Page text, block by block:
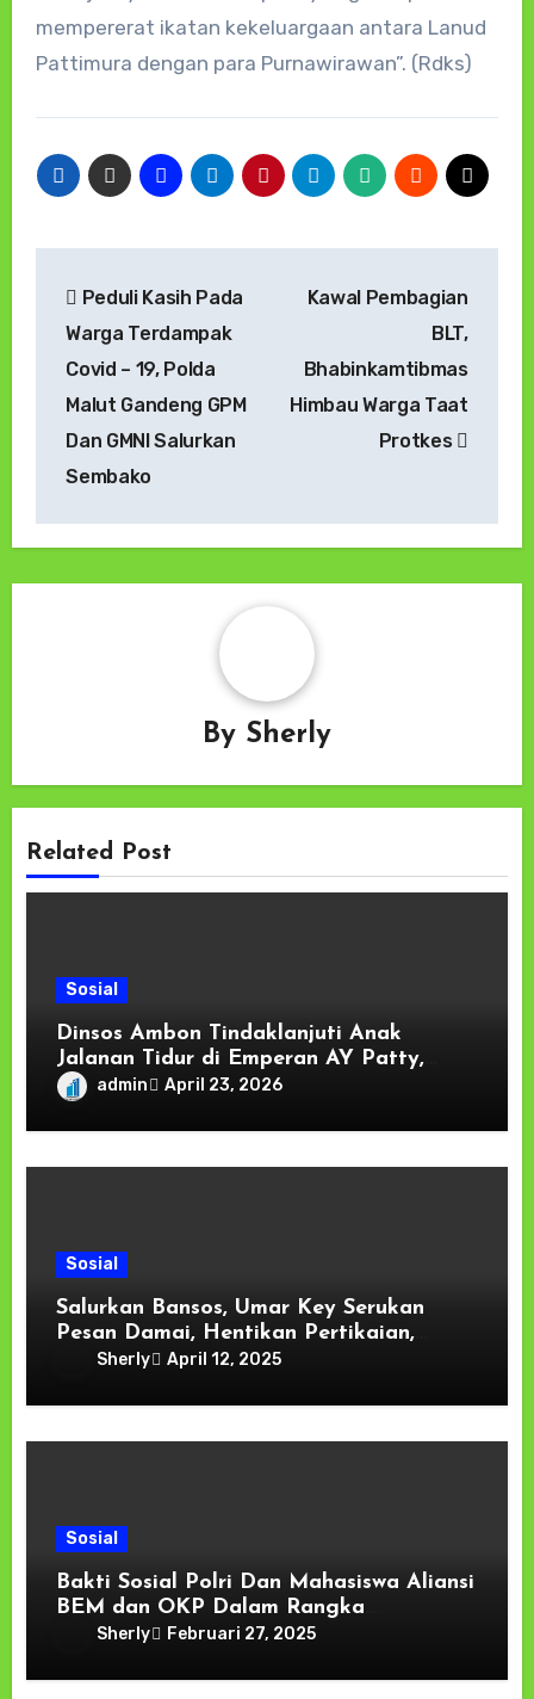
mempererat ikatan kekeluargaan antara Lanud
Pattimura dengan para Purnawirawan”. (Rdks)
pos
Peduli Kasih Pada
Warga Terdampak
Covid – 19, Polda
Malut Gandeng GPM
Dan GMNI Salurkan
Sembako
Kawal Pembagian
BLT,
Bhabinkamtibmas
Himbau Warga Taat
Protkes
By Sherly
Related Post
Sosial
Dinsos Ambon Tindaklanjuti Anak
Jalanan Tidur di Emperan AY Patty,
Kembalikan ke Orang Tua Usai Dibina
admin April 23, 2026
Sosial
Salurkan Bansos, Umar Key Serukan
Pesan Damai, Hentikan Pertikaian,
Maluku Cinta Damai
Sherly April 12, 2025
Sosial
Bakti Sosial Polri Dan Mahasiswa Aliansi
BEM dan OKP Dalam Rangka
Menyambut Bulan Suci Ramadhan 1446
Sherly Februari 27, 2025